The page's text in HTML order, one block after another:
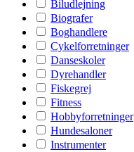
Biludlejning
Biografer
Boghandlere
Cykelforretninger
Danseskoler
Dyrehandler
Fiskegrej
Fitness
Hobbyforretninger
Hundesaloner
Instrumenter